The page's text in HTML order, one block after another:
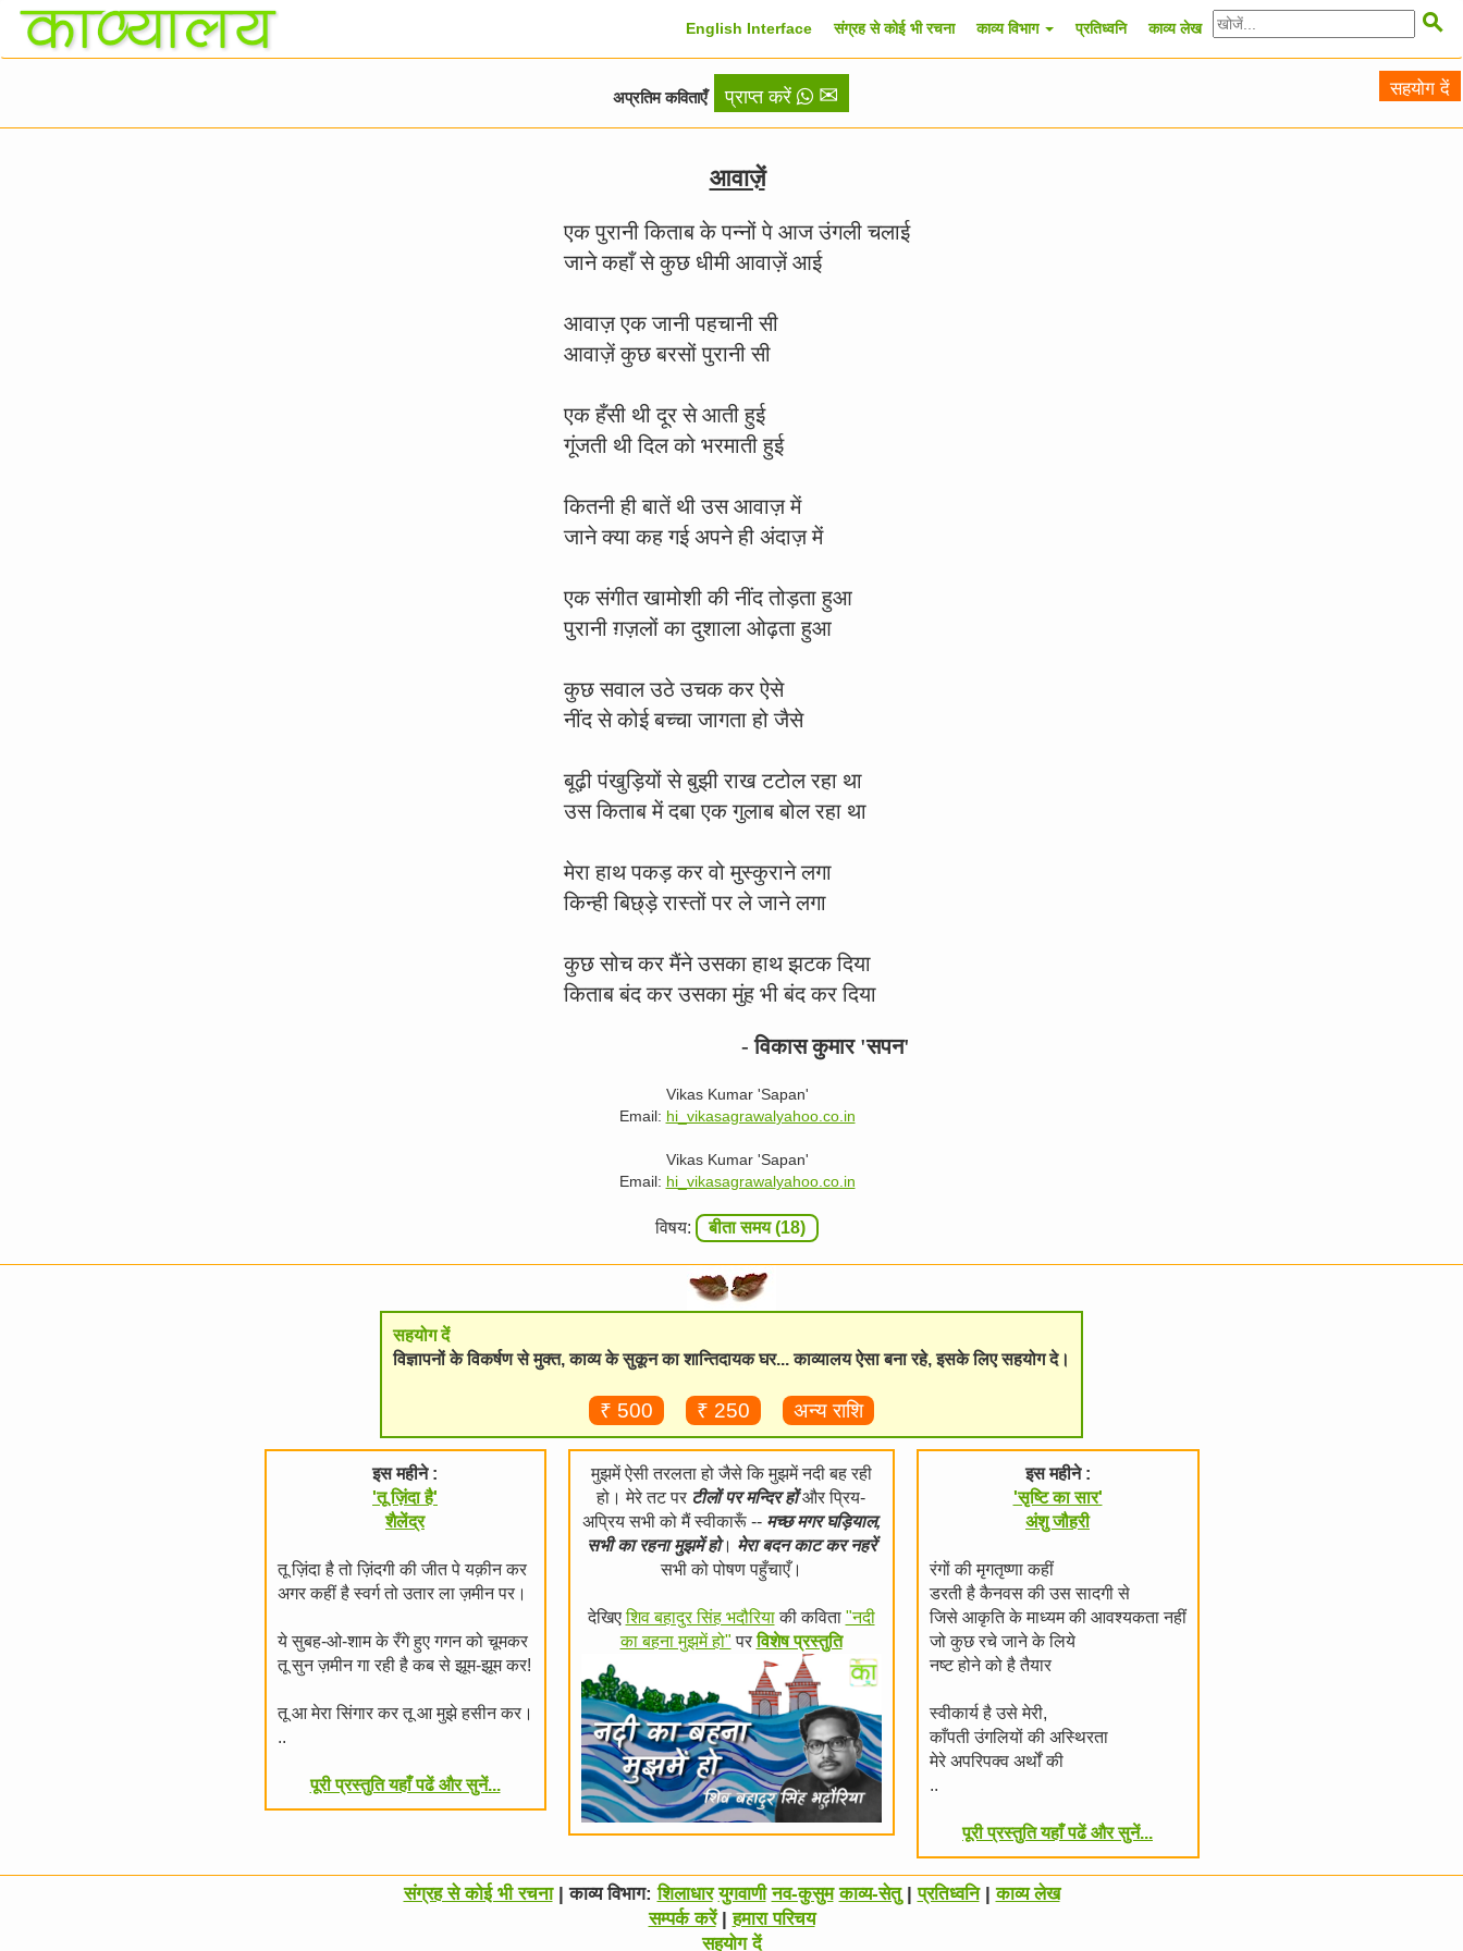

English Interface संग्रह से कोई भी रचना काव्य विभाग प्रतिध्वनि काव्य लेख
सहयोग दें
अप्रतिम कविताएँ प्राप्त करें ✉
आवाज़ें
एक पुरानी किताब के पन्नों पे आज उंगली चलाई
जाने कहाँ से कुछ धीमी आवाज़ें आई
आवाज़ एक जानी पहचानी सी
आवाज़ें कुछ बरसों पुरानी सी
एक हँसी थी दूर से आती हुई
गूंजती थी दिल को भरमाती हुई
कितनी ही बातें थी उस आवाज़ में
जाने क्या कह गई अपने ही अंदाज़ में
एक संगीत खामोशी की नींद तोड़ता हुआ
पुरानी ग़ज़लों का दुशाला ओढ़ता हुआ
कुछ सवाल उठे उचक कर ऐसे
नींद से कोई बच्चा जागता हो जैसे
बूढ़ी पंखुड़ियों से बुझी राख टटोल रहा था
उस किताब में दबा एक गुलाब बोल रहा था
मेरा हाथ पकड़ कर वो मुस्कुराने लगा
किन्ही बिछ्ड़े रास्तों पर ले जाने लगा
कुछ सोच कर मैंने उसका हाथ झटक दिया
किताब बंद कर उसका मुंह भी बंद कर दिया
- विकास कुमार 'सपन'
Vikas Kumar 'Sapan'
Email: hi_vikasagrawalyahoo.co.in
Vikas Kumar 'Sapan'
Email: hi_vikasagrawalyahoo.co.in
विषय: बीता समय (18)
सहयोग दें
विज्ञापनों के विकर्षण से मुक्त, काव्य के सुकून का शान्तिदायक घर... काव्यालय ऐसा बना रहे, इसके लिए सहयोग दे।
₹ 500 ₹ 250 अन्य राशि
इस महीने :
'तू ज़िंदा है'
शैलेंद्र
तू ज़िंदा है तो ज़िंदगी की जीत पे यक़ीन कर
अगर कहीं है स्वर्ग तो उतार ला ज़मीन पर।
ये सुबह-ओ-शाम के रँगे हुए गगन को चूमकर
तू सुन ज़मीन गा रही है कब से झूम-झूम कर!
तू आ मेरा सिंगार कर तू आ मुझे हसीन कर।
..
पूरी प्रस्तुति यहाँ पढें और सुनें...
मुझमें ऐसी तरलता हो जैसे कि मुझमें नदी बह रही
हो। मेरे तट पर टीलों पर मन्दिर होंऔर प्रिय-
अप्रिय सभी को मैं स्वीकारूँ -- मच्छ मगर घड़ियाल,
सभी का रहना मुझमें हो। मेरा बदन काट कर नहरें
सभी को पोषण पहुँचाएँ।
देखिएशिव बहादुर सिंह भदौरियाकी कविता "नदी
का बहना मुझमें हो" परविशेष प्रस्तुति
इस महीने :
'सृष्टि का सार'
अंशु जौहरी
रंगों की मृगतृष्णा कहीं
डरती है कैनवस की उस सादगी से
जिसे आकृति के माध्यम की आवश्यकता नहीं
जो कुछ रचे जाने के लिये
नष्ट होने को है तैयार
स्वीकार्य है उसे मेरी,
काँपती उंगलियों की अस्थिरता
मेरे अपरिपक्व अर्थों की
..
पूरी प्रस्तुति यहाँ पढें और सुनें...
संग्रह से कोई भी रचना| काव्य विभाग:शिलाधार युगवाणी नव-कुसुम काव्य-सेतु|प्रतिध्वनि|काव्य लेख
सम्पर्क करें|हमारा परिचय
सहयोग दें